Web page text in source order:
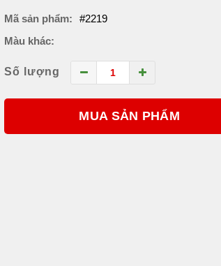
Mã sản phẩm:
#2219
Màu khác:
Số lượng
MUA SẢN PHẨM